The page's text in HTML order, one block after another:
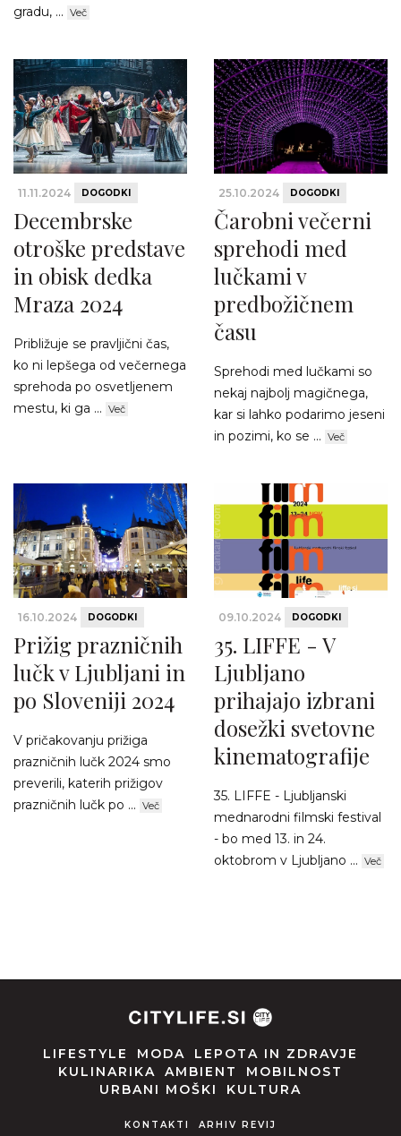
gradu, ... Več
11.11.2024 DOGODKI
Decembrske
otroške predstave
in obisk dedka
Mraza 2024
Približuje se pravljični čas,
ko ni lepšega od večernega
sprehoda po osvetljenem
mestu, ki ga ... Več
25.10.2024 DOGODKI
Čarobni večerni
sprehodi med
lučkami v
predbožičnem
času
Sprehodi med lučkami so
nekaj najbolj magičnega,
kar si lahko podarimo jeseni
in pozimi, ko se ... Več
16.10.2024 DOGODKI
Prižig prazničnih
lučk v Ljubljani in
po Sloveniji 2024
V pričakovanju prižiga
prazničnih lučk 2024 smo
preverili, katerih prižigov
prazničnih lučk po ... Več
09.10.2024 DOGODKI
35. LIFFE - V
Ljubljano
prihajajo izbrani
dosežki svetovne
kinematografije
35. LIFFE - Ljubljanski
mednarodni filmski festival
- bo med 13. in 24.
oktobrom v Ljubljano ... Več
LIFESTYLE MODA
LEPOTA IN ZDRAVJE
KULINARIKA
AMBIENT
MOBILNOST
URBANI MOŠKI
KULTURA
KONTAKTI ARHIV REVIJ